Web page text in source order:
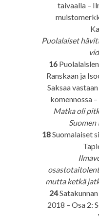
taivaalla –
Puolalaiset
16
Ranskaan ja
Saksaa
komennossa
Matka oli
18Suomalaiset
mutta ketkä
24
2018 – Osa 2: